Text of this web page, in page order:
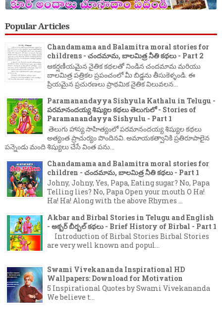
Popular Articles
Chandamama and Balamitra moral stories for
childrens - చందమామ, బాలమిత్ర నీతి కథలు - Part 2
ఆకర్షణీయమైన నైతిక కథలతో నిండిన చందమామ మరియు
బాలమిత్ర పత్రికల ప్రపంచంలో మీ బిడ్డను తీసుకెళ్ళండి. ఈ
ప్రియమైన ప్రచురణలు ప్రాథమిక నైతిక విలువలన...
Paramanandayya Sishyula Kathalu in Telugu -
పరమానందయ్య శిష్యుల కథలు తెలుగులో - Stories of
Paramanandayya Sishyulu - Part 1
తెలుగు హాస్య సాహిత్యంలో పరమానందయ్య శిష్యుల కథలు
అత్యంత ప్రాచుర్యం పొందినవి. అమాయకత్వానికి ప్రతిరూపాలైన
పన్నెండు మంది శిష్యులు చేసే వింత పను...
Chandamama and Balamitra moral stories for
children - చందమామ, బాలమిత్ర నీతి కథలు - Part 1
Johny, Johny, Yes, Papa, Eating sugar? No, Papa
Telling lies? No, Papa Open your mouth O Ha!
Ha! Ha! Along with the above Rhymes ...
Akbar and Birbal Stories in Telugu and English
- అక్బర్ బీర్బల్ కథలు - Brief History of Birbal - Part 1
Introduction of Birbal Stories Birbal Stories
are very well known and popul...
Swami Vivekananda Inspirational HD
Wallpapers: Download for Motivation
5 Inspirational Quotes by Swami Vivekananda
We believe t...